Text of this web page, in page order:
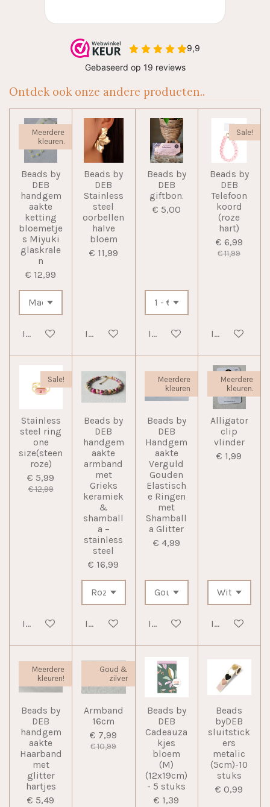
Ontdek ook onze andere producten..
Meerdere
kleuren.
Beads by
DEB
handgem
aakte
ketting
bloemetje
s Miyuki
glaskrale
n
€ 12,99
In winkelwagen
Beads by
DEB
Stainless
steel
oorbellen
halve
bloem
€ 11,99
In winkelwagen
Beads by
DEB
giftbon.
€ 5,00
In winkelwagen
Sale!
Beads by
DEB
Telefoon
koord
(roze
hart)
€ 6,99
€ 11,99
In
Sale!
Stainless
steel ring
one
size(steen
roze)
€ 5,99
€ 12,99
In winkelwagen
Beads by
DEB
handgem
aakte
armband
met
Grieks
keramiek
&
shamball
a –
stainless
steel
€ 16,99
In winkelwagen
Meerdere
kleuren
Beads by
DEB
Handgem
aakte
Verguld
Gouden
Elastisch
e Ringen
met
Shamball
a Glitter
€ 4,99
In winkelwagen
Meerdere
kleuren.
Alligator
clip
vlinder
€ 1,99
In
Meerdere
kleuren!
Beads by
DEB
handgem
aakte
Haarband
met
glitter
hartjes
€ 5,49
Goud &
zilver
Armband
16cm
€ 7,99
€ 10,99
Beads by
DEB
Cadeauza
kjes
bloem
(M)
(12x19cm)
- 5 stuks
€ 1,39
Beads
byDEB
sluitstick
ers
metalic
(5cm)-10
stuks
€ 0,99